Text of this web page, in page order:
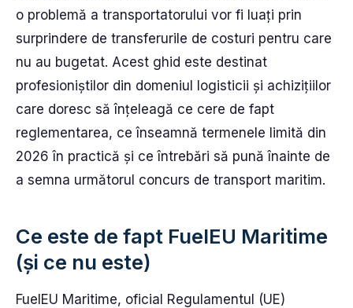
o problemă a transportatorului vor fi luați prin
surprindere de transferurile de costuri pentru care
nu au bugetat. Acest ghid este destinat
profesioniștilor din domeniul logisticii și achizițiilor
care doresc să înțeleagă ce cere de fapt
reglementarea, ce înseamnă termenele limită din
2026 în practică și ce întrebări să pună înainte de
a semna următorul concurs de transport maritim.
Ce este de fapt FuelEU Maritime
(și ce nu este)
FuelEU Maritime, oficial Regulamentul (UE)